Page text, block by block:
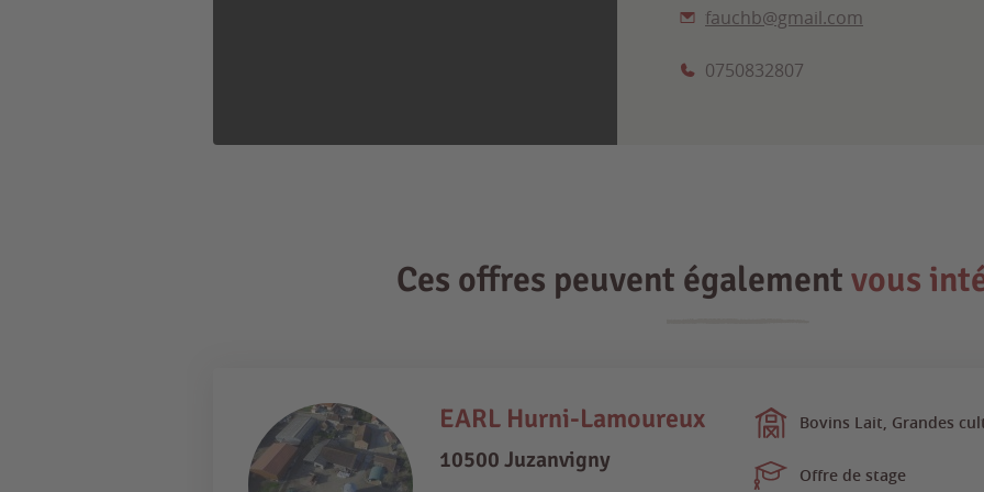
fauchb@gmail.com
0750832807
Ces offres peuvent également vous
EARL Hurni-Lamoureux
10500 Juzanvigny
Bovins Lait, Grandes
Offre de stage